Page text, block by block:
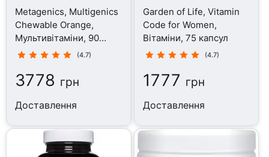
Metagenics, Multigenics
Chewable Orange,
Мультивітаміни, 90
таблеток
(4.7)
3778 грн
Доставлення
Garden of Life, Vitamin
Code for Women,
Вітаміни, 75 капсул
(4.7)
1777 грн
Доставлення